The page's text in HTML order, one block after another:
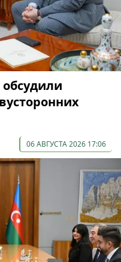
06 АВГУСТА 2026 17:06